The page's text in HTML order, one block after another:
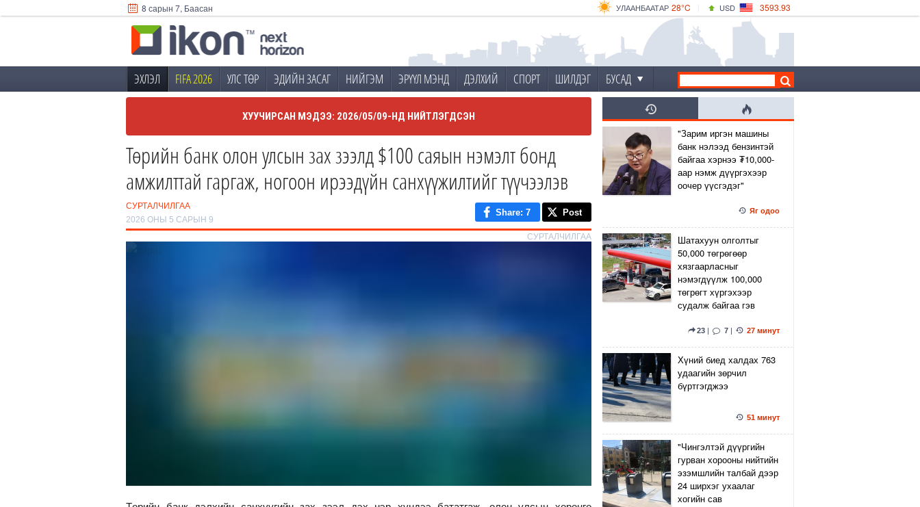
8 сарын 7, Баасан 28°C
УЛААНБААТАР
33°C
ДАРХАН
29°C
ЭРДЭНЭТ
USD 3593.93
4149.01
ЭХЛЭЛ FIFA 2026 УЛС ТӨР ЭДИЙН ЗАСАГ НИЙГЭМ ЭРҮҮЛ МЭНД ДЭЛХИЙ СПОРТ ШИЛДЭГ БУСАД
ХУУЧИРСАН МЭДЭЭ: 2026/05/09-НД НИЙТЛЭГДСЭН
Төрийн банк олон улсын зах зээлд $100 саяын нэмэлт бонд
амжилттай гаргаж, ногоон ирээдүйн санхүүжилтийг түүчээлэв
СУРТАЛЧИЛГАА
2026 ОНЫ 5 САРЫН 9
Share: 7 Post
СУРТАЛЧИЛГАА
"Зарим иргэн машины
банк нэлээд бензинтэй
байгаа хэрнээ ₮10,000-
аар нэмж дүүргэхээр
оочер үүсгэдэг"
Яг одоо
Шатахуун олголтыг
50,000 төгрөгөөр
хязгаарласныг
нэмэгдүүлж 100,000
төгрөгт хүргэхээр
судалж байгаа гэв
23 | 7 | 27 минут
Хүний биед халдах 763
удаагийн зөрчил
бүртгэгджээ
51 минут
"Чингэлтэй дүүргийн
гурван хорооны нийтийн
эзэмшлийн талбай дээр
24 ширхэг ухаалаг
хогийн сав